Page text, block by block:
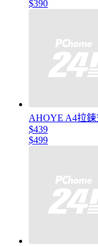
$390
AHOYE A4拉
$439
$499